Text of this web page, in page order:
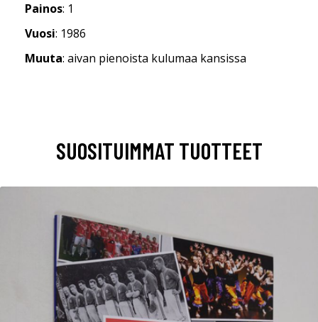
Painos: 1
Vuosi: 1986
Muuta: aivan pienoista kulumaa kansissa
SUOSITUIMMAT TUOTTEET